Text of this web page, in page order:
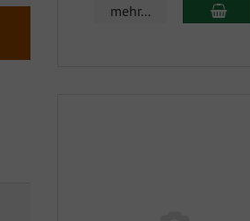
mehr...